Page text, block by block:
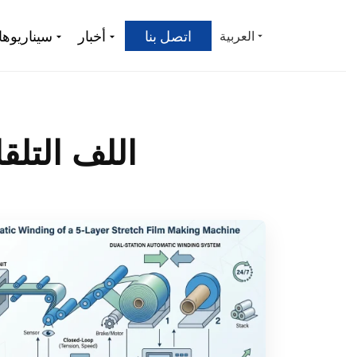
أخبار اتصل بنا العربية
اللف